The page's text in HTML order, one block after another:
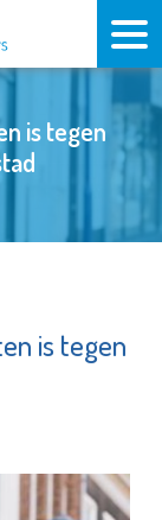
is tegen
is tegen